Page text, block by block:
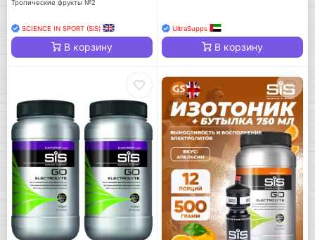
Тропические фрукты №2
SCIENCE IN SPORT (SiS)
В корзину
UltraSupps
В корзину